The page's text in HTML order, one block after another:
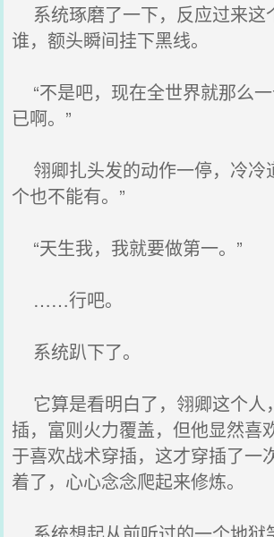
系统琢磨了一下，反应过来这
谁，额头瞬间挂下黑线。
“不是吧，现在全世界就那么
已啊。”
翎卿扎头发的动作一停，冷冷
个也不能有。”
“天生我，我就要做第一。”
……行吧。
系统趴下了。
它算是看明白了，翎卿这个人
插，富则火力覆盖，但他显然喜
于喜欢战术穿插，这才穿插了一
着了，心心念念爬起来修炼。